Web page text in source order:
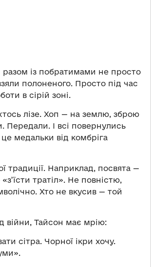
із побратимами не просто
полоненого. Просто під час
в сірій зоні.
лізе. Хоп — на землю, зброю
Передали. І всі повернулись
медальки від комбріга
традиції. Наприклад, посвята —
«з’їсти тратіл». Не повністю,
Хто не вкусив — той
війни, Тайсон має мрію:
сітра. Чорної ікри хочу.